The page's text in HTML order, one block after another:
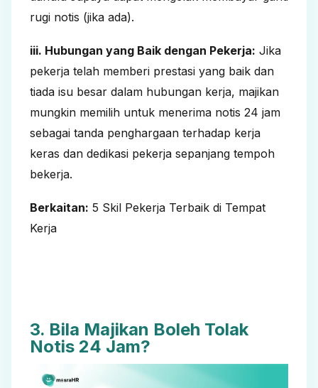
rugi notis (jika ada).
iii. Hubungan yang Baik dengan Pekerja: Jika
pekerja telah memberi prestasi yang baik dan
tiada isu besar dalam hubungan kerja, majikan
mungkin memilih untuk menerima notis 24 jam
sebagai tanda penghargaan terhadap kerja
keras dan dedikasi pekerja sepanjang tempoh
bekerja.
Berkaitan: 5 Skil Pekerja Terbaik di Tempat
Kerja
3. Bila Majikan Boleh Tolak
Notis 24 Jam?